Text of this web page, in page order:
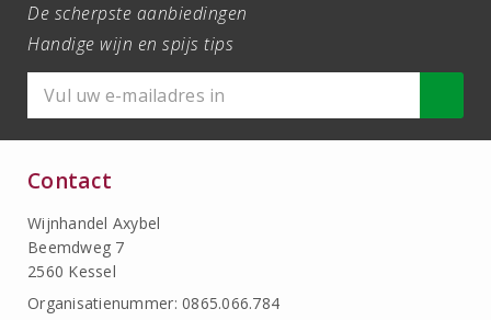
De scherpste aanbiedingen
Handige wijn en spijs tips
Contact
Wijnhandel Axybel
Beemdweg 7
2560 Kessel
Organisatienummer: 0865.066.784